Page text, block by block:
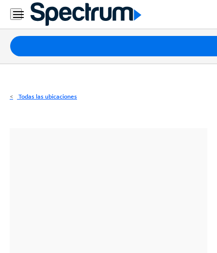
Residencial
Business
Paquetes
Internet
Todas las ubicaciones